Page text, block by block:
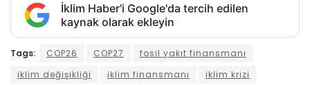
İklim Haber'i Google'da tercih edilen
kaynak olarak ekleyin
Tags: COP26 COP27
fosil yakıt finansmanı
iklim değişikliği
iklim finansmanı
iklim krizi